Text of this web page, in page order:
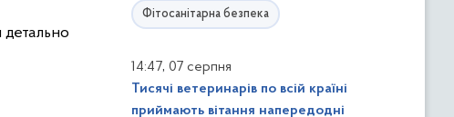
Фітосанітарна безпека
14:47, 07 серпня
Тисячі ветеринарів по всій країні
приймають вітання напередодні